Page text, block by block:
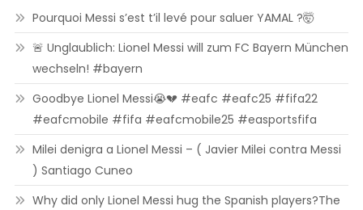
Pourquoi Messi s’est t’il levé pour saluer YAMAL ?🤯
🚨 Unglaublich: Lionel Messi will zum FC Bayern München
wechseln! #bayern
Goodbye Lionel Messi😭💔 #eafc #eafc25 #fifa22
#eafcmobile #fifa #eafcmobile25 #easportsfifa
Milei denigra a Lionel Messi – ( Javier Milei contra Messi
) Santiago Cuneo
Why did only Lionel Messi hug the Spanish players?The